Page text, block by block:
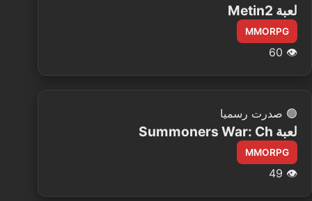
لعبة Metin2
MMORPG
👁️
60
🟢 صدرت رسميا
لعبة Summoners War: Ch
MMORPG
👁️
49